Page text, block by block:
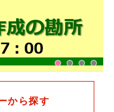
から探す